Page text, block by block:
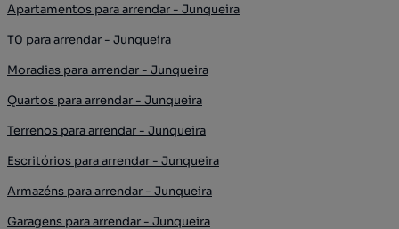
Apartamentos para arrendar - Junqueira
T0 para arrendar - Junqueira
Moradias para arrendar - Junqueira
Quartos para arrendar - Junqueira
Terrenos para arrendar - Junqueira
Escritórios para arrendar - Junqueira
Armazéns para arrendar - Junqueira
Garagens para arrendar - Junqueira